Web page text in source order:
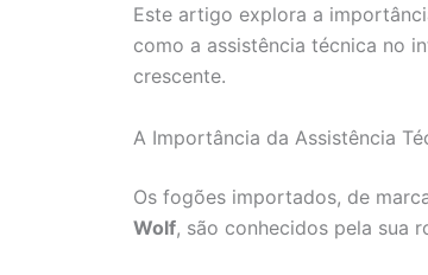
Este artigo explora a
como a assistência técnica no
crescente.
A Importância da Assistência
Os fogões importados, de
Wolf, são conhecidos pela sua